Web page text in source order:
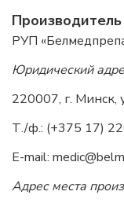
Производитель
РУП
Юридический
220007, г. Минск,
Т./ф.: (+375 17)
E-mail:
Адрес места